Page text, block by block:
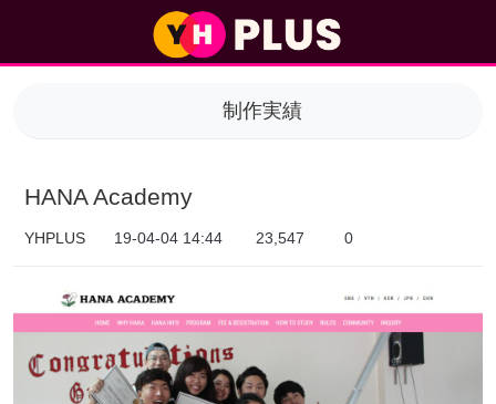
制作実績
HANA Academy
YHPLUS 19-04-04 14:44 23,547 0